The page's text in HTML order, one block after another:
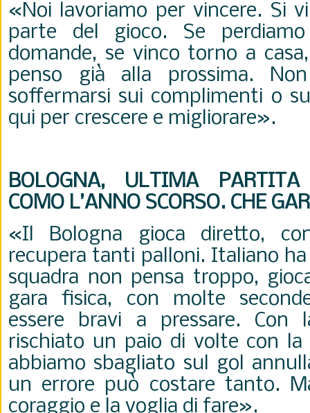
«Noi lavoriamo per vincere. Si
parte del gioco. Se
domande, se vinco torno a
penso già alla prossima.
soffermarsi sui complimenti o
qui per crescere e migliorare».
BOLOGNA, ULTIMA
COMO L’ANNO SCORSO. CHE
«Il Bologna gioca diretto,
recupera tanti palloni. Italiano ha
squadra non pensa troppo,
gara fisica, con molte
essere bravi a pressare. Con
rischiato un paio di volte con
abbiamo sbagliato sul gol
un errore può costare tanto.
coraggio e la voglia di fare».